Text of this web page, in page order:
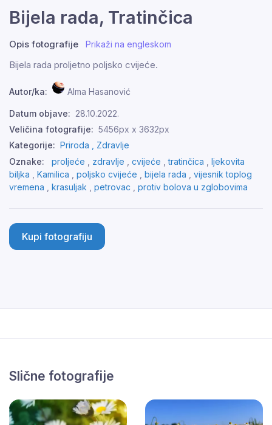
Bijela rada, Tratinčica
Opis fotografije Prikaži na engleskom
Bijela rada proljetno poljsko cvijeće.
Autor/ka: Alma Hasanović
Datum objave: 28.10.2022.
Veličina fotografije: 5456px x 3632px
Kategorije: Priroda , Zdravlje
Oznake:
proljeće zdravlje cvijeće ,tratinčica
ljekovita
biljka
Kamilica poljsko cvijeće bijela rada
vijesnik toplog
vremena
krasuljak petrovac protiv bolova u zglobovima
Kupi fotografiju
Slične fotografije